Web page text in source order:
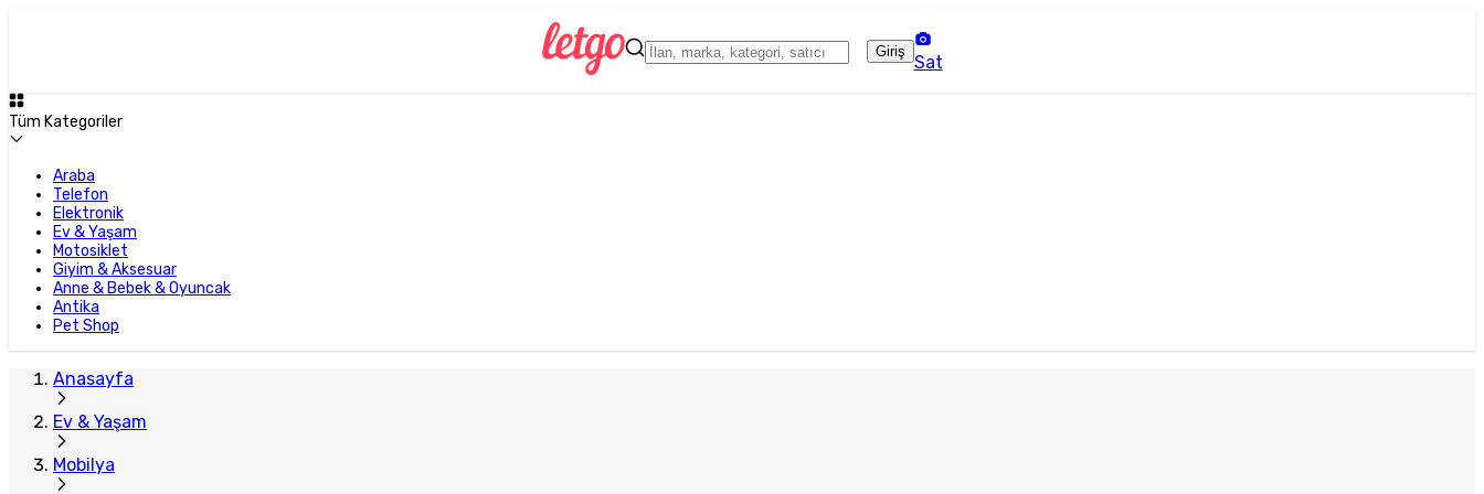
Giriş
Sat
Tüm Kategoriler
Araba
Telefon
Elektronik
Ev & Yaşam
Motosiklet
Giyim & Aksesuar
Anne & Bebek & Oyuncak
Antika
Pet Shop
Anasayfa
Ev & Yaşam
Mobilya